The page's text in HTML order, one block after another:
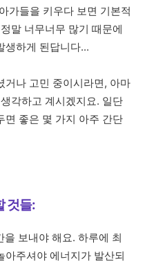
가들을 키우다 보면 기본적
말 너무너무 많기 때문에
생하게 된답니다...
거나 고민 중이시라면, 아마
각하고 계시겠지요. 일단
면 좋은 몇 가지 아주 간단
것들:
을 보내야 해요. 하루에 최
주셔야 에너지가 발산되